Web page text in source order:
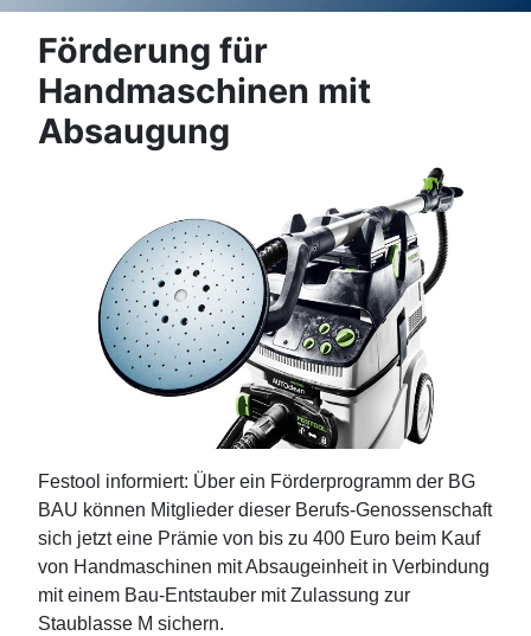
Förderung für
Handmaschinen mit
Absaugung
Festool informiert: Über ein Förderprogramm der BG
BAU können Mitglieder dieser Berufs-Genossenschaft
sich jetzt eine Prämie von bis zu 400 Euro beim Kauf
von Handmaschinen mit Absaugeinheit in Verbindung
mit einem Bau-Entstauber mit Zulassung zur
Staublasse M sichern.